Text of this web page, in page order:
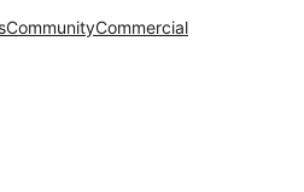
CommunityCommercial